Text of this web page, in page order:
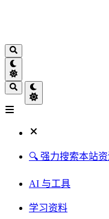
🔍 强力搜索本站
AI 与工具
学习资料